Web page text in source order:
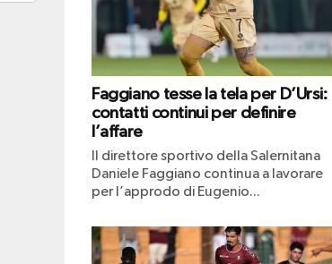
Faggiano tesse la tela per D’Ursi:
contatti continui per definire
l’affare
Il direttore sportivo della Salernitana
Daniele Faggiano continua a lavorare
per l’approdo di Eugenio...